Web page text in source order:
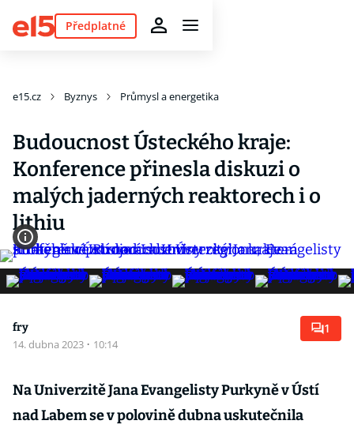
Předplatné
e15.cz Byznys Průmysl a energetika
Budoucnost Ústeckého kraje:
Konference přinesla diskuzi o
malých jaderných reaktorech i o
lithiu
fry
14. dubna 2023 · 10:14
1
Na Univerzitě Jana Evangelisty Purkyně v Ústí
nad Labem se v polovině dubna uskutečnila